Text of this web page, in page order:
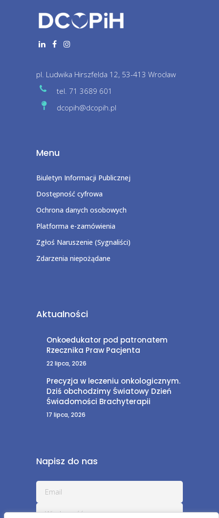
pl. Ludwika Hirszfelda 12, 53-413 Wrocław
tel. 71 3689 601
dcopih@dcopih.pl
Menu
Biuletyn Informacji Publicznej
Dostępność cyfrowa
Ochrona danych osobowych
Platforma e-zamówienia
Zgłoś Naruszenie (Sygnaliści)
Zdarzenia niepożądane
Aktualności
Onkoedukator pod patronatem
Rzecznika Praw Pacjenta
22 lipca, 2026
Precyzja w leczeniu onkologicznym.
Dziś obchodzimy Światowy Dzień
Świadomości Brachyterapii
17 lipca, 2026
Napisz do nas